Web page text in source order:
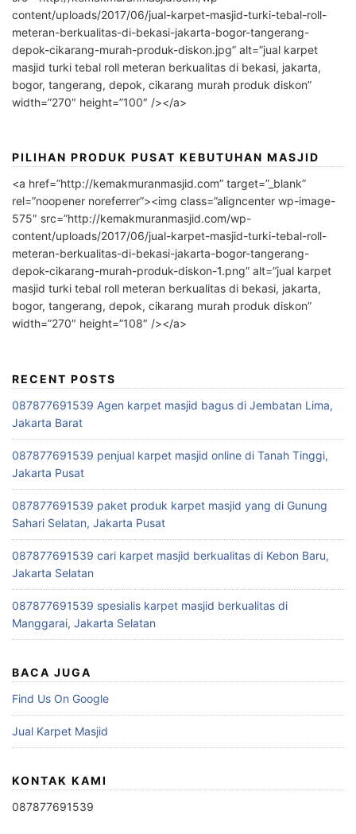
content/uploads/2017/06/jual-karpet-masjid-turki-tebal-roll-
meteran-berkualitas-di-bekasi-jakarta-bogor-tangerang-
depok-cikarang-murah-produk-diskon.jpg” alt=”jual karpet
masjid turki tebal roll meteran berkualitas di bekasi, jakarta,
bogor, tangerang, depok, cikarang murah produk diskon”
width=”270″ height=”100″ /></a>
PILIHAN PRODUK PUSAT KEBUTUHAN MASJID
<a href=”http://kemakmuranmasjid.com” target=”_blank”
rel=”noopener noreferrer”><img class=”aligncenter wp-image-
575″ src=”http://kemakmuranmasjid.com/wp-
content/uploads/2017/06/jual-karpet-masjid-turki-tebal-roll-
meteran-berkualitas-di-bekasi-jakarta-bogor-tangerang-
depok-cikarang-murah-produk-diskon-1.png” alt=”jual karpet
masjid turki tebal roll meteran berkualitas di bekasi, jakarta,
bogor, tangerang, depok, cikarang murah produk diskon”
width=”270″ height=”108″ /></a>
RECENT POSTS
087877691539 Agen karpet masjid bagus di Jembatan Lima,
Jakarta Barat
087877691539 penjual karpet masjid online di Tanah Tinggi,
Jakarta Pusat
087877691539 paket produk karpet masjid yang di Gunung
Sahari Selatan, Jakarta Pusat
087877691539 cari karpet masjid berkualitas di Kebon Baru,
Jakarta Selatan
087877691539 spesialis karpet masjid berkualitas di
Manggarai, Jakarta Selatan
BACA JUGA
Find Us On Google
Jual Karpet Masjid
KONTAK KAMI
087877691539